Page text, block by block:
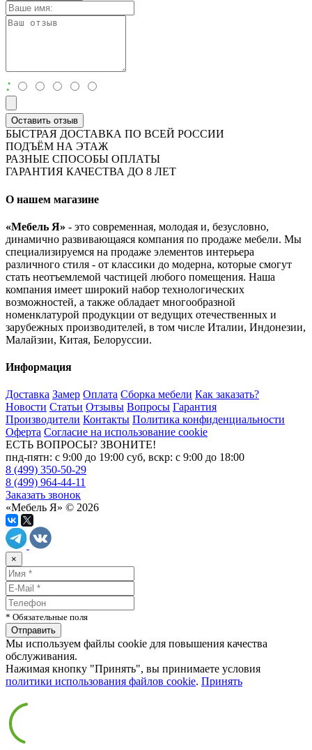
:
Оставить отзыв
БЫСТРАЯ ДОСТАВКА ПО ВСЕЙ РОССИИ
ПОДЪЁМ НА ЭТАЖ
РАЗНЫЕ СПОСОБЫ ОПЛАТЫ
ГАРАНТИЯ КАЧЕСТВА ДО 8 ЛЕТ
О нашем магазине
«Мебель Я» - это современная, молодая и, безусловно,
динамично развивающаяся компания по продаже мебели. Мы
специализируемся на продаже элементов интерьера
различного стиля - от классики до модерна, которые смогут
стать неотъемлемой частицей любого помещения. Наша
компания имеет широкий набор технологических
возможностей, а также обладает многообразной
номенклатурой продукции от ведущих отечественных и
зарубежных производителей, в том числе Италии, Индонезии,
Малайзии, Китая, Белоруссии.
Информация
Доставка Замер Оплата Сборка мебели Как заказать?
Новости Статьи Отзывы Вопросы Гарантия
Производители Контакты Политика конфиденциальности
Оферта Согласие на использование cookie
ЕСТЬ ВОПРОСЫ? ЗВОНИТЕ!
пнд-пятн: с 9:00 до 19:00 суб, вскр: с 9:00 до 18:00
8 (499) 350-50-29
8 (499) 964-44-11
Заказать звонок
«Мебель Я» © 2026
×
* Обязательные поля
Мы используем файлы cookie для повышения качества
обслуживания.
Нажимая кнопку "Принять", вы принимаете условия
политики использования файлов cookie. Принять